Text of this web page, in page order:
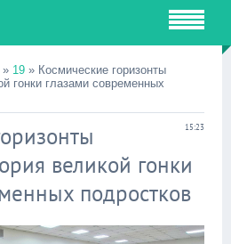
» 19 » Космические горизонты
гонки глазами современных
15:23
великой гонки
подростков